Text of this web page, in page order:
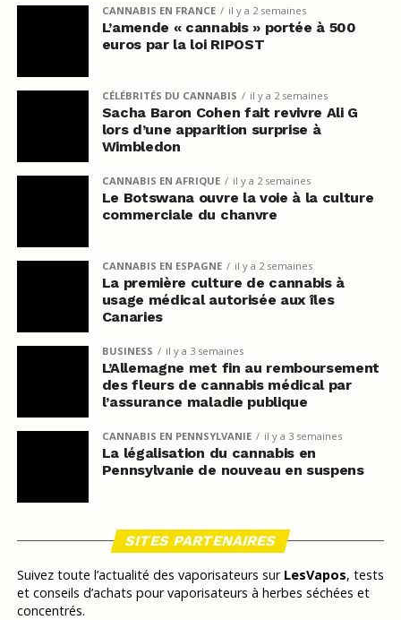
CANNABIS EN FRANCE il y a 2 semaines
L’amende « cannabis » portée à 500
euros par la loi RIPOST
CÉLÉBRITÉS DU CANNABIS il y a 2 semaines
Sacha Baron Cohen fait revivre Ali G
lors d’une apparition surprise à
Wimbledon
CANNABIS EN AFRIQUE il y a 2 semaines
Le Botswana ouvre la voie à la culture
commerciale du chanvre
CANNABIS EN ESPAGNE il y a 2 semaines
La première culture de cannabis à
usage médical autorisée aux îles
Canaries
BUSINESS il y a 3 semaines
L’Allemagne met fin au remboursement
des fleurs de cannabis médical par
l’assurance maladie publique
CANNABIS EN PENNSYLVANIE il y a 3 semaines
La légalisation du cannabis en
Pennsylvanie de nouveau en suspens
SITES PARTENAIRES
Suivez toute l’actualité des vaporisateurs sur LesVapos, tests
et conseils d’achats pour vaporisateurs à herbes séchées et
concentrés.